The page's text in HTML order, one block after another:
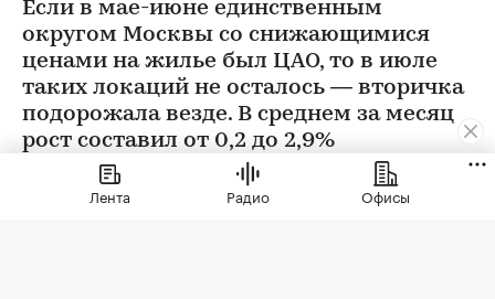
Если в мае-июне единственным
округом Москвы со снижающимися
ценами на жилье был ЦАО, то в июле
таких локаций не осталось — вторичка
подорожала везде. В среднем за месяц
рост составил от 0,2 до 2,9%
Лента Радио Офисы